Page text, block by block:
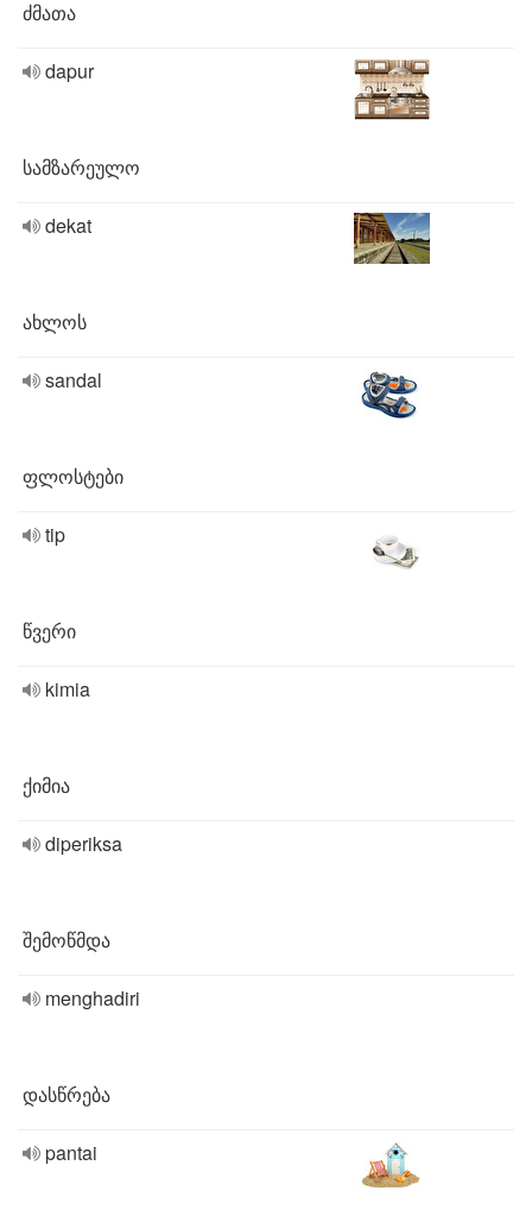
ძმათა
dapur
სამზარეულო
dekat
ახლოს
sandal
ფლოსტები
tip
წვერი
kimia
ქიმია
diperiksa
შემოწმდა
menghadiri
დასწრება
pantai